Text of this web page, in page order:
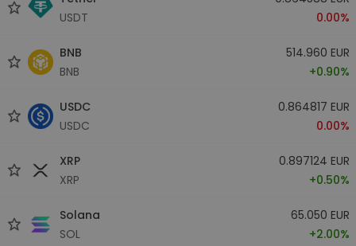
USDT
0.00%
BNB
BNB
514.960 EUR
+0.90%
USDC
USDC
0.864817 EUR
0.00%
XRP
XRP
0.897124 EUR
+0.50%
Solana
SOL
65.050 EUR
+2.00%